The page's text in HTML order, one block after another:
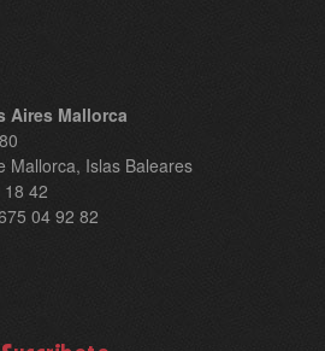
Aires Mallorca
Mallorca, Islas Baleares
42
04 92 82